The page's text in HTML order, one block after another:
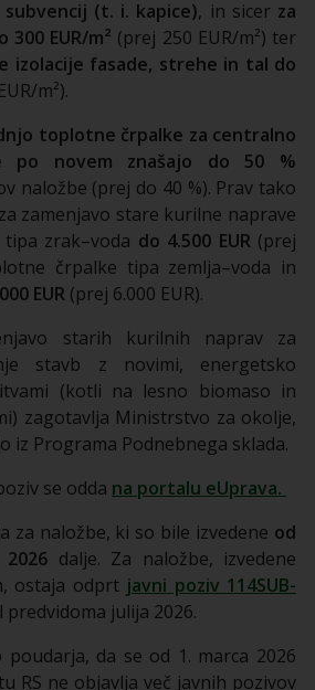
(t. i. kapice), in sicer za
EUR/m² (prej 250 EUR/m²) ter
izolacije fasade, strehe in tal do
m²).
toplotne črpalke za centralno
po novem znašajo do 50 %
naložbe (prej do 40 %). Prav tako
za zamenjavo stare kurilne naprave
zrak–voda do 4.500 EUR(prej
črpalke tipa zemlja–voda in
EUR (prej 6.000 EUR).
starih kurilnih naprav za
stavb z novimi, energetsko
(kotli na lesno biomaso in
zagotavlja Ministrstvo za okolje,
iz Programa Podnebnega sklada.
se odda na portalu eUprava.
za naložbe, ki so bile izvedene od
dalje. Za naložbe, izvedene
ostaja odprt javni poziv 114SUB-
predvidoma julija 2026.
poudarja, da se od 1. marca 2026
RS ne objavlja več javnih pozivov